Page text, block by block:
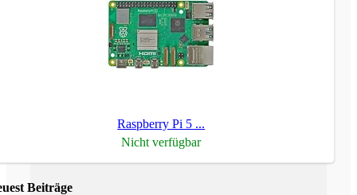
Raspberry Pi 5 ...
Nicht verfügbar
Beiträge